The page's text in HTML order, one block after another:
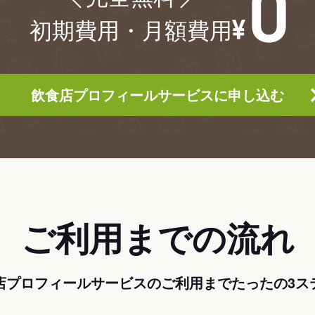
初期費用・月額費用
飲食店プロフィールサービスに申し込む
ご利用までの流れ
プロフィールサービスのご利用までたったの3ス